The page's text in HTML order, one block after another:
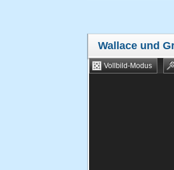
Wallace und
Vollbild-Modus